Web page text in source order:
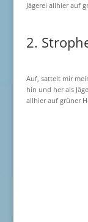
Jägerei allhier auf
2.
Auf, sattelt mir
hin und her als
allhier auf grüner